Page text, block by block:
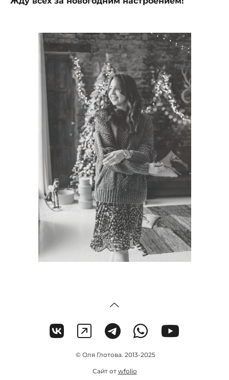
© Оля Глотова. 2013-2025
Сайт от wfolio